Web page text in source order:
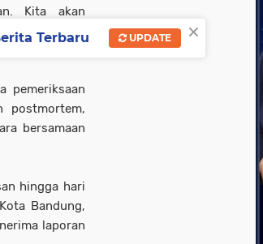
Kita akan
pemeriksaan
postmortem,
bersamaan
hingga hari
Bandung,
laporan
×
Terbaru UPDATE